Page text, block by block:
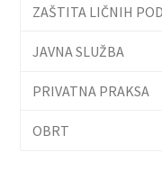
ZAŠTITA LIČNIH
JAVNA SLUŽBA
PRIVATNA PRAKSA
OBRT